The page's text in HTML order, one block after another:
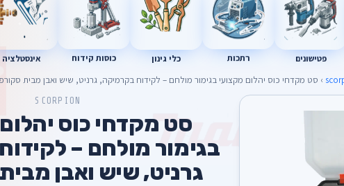
פטישונים רתכות כלי גינון כוסות קידוח אינסטלציה
› סט מקדחי כוס יהלום מקצועי בגימור מולחם – לקידוח בקרמיקה, גרניט, שיש ואבן מבית
SCORPION
סט מקדחי כוס
בגימור מולחם –
גרניט, שיש ואבן מבית